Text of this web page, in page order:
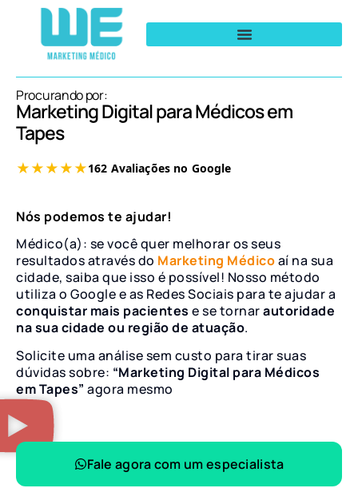
Procurando por:
Marketing Digital para Médicos em
Tapes
Nós podemos te ajudar!
Médico(a): se você quer melhorar os seus
resultados através do Marketing Médicoaí na sua
cidade, saiba que isso é possível! Nosso método
utiliza o Google e as Redes Sociais para te ajudar a
conquistar mais pacientes e se tornarautoridade
na sua cidade ou região de atuação.
Solicite uma análise sem custo para tirar suas
dúvidas sobre: “Marketing Digital para Médicos
em Tapes” agora mesmo
Fale agora com um especialista